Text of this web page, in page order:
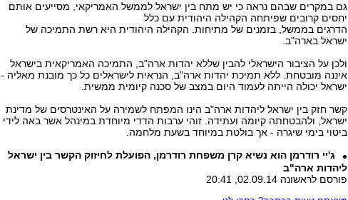
גם במקרים שבהם נראה כי יש מתח בין ישראל לממשל האמריקאי, מסייעים אותם
יחסים קרובים שפיתחה הקהילה היהודית עם כלל
הדרגים בממשל, בזמנים של מתיחות. הקהילה היהודית היא רשת התמיכה של
ישראל בארה"ב.
ולכן על הציבור הישראלי להבין שללא יהדות ארה"ב, התמיכה האמריקאית בישראל
איננה מובטחת. ללא תמיכת יהדות ארה"ב, הנראית לישראלים כל כך מובנת מאליה -
ישראל יכולה הייתה לעמוד היום במצב של סכנה קיומית ממשית.
קשר חזק בין ישראל ליהדות ארה"ב הינו המפתח לשמירה על האינטרסים של מדינת
ישראל, ולהבטחתה קיומה ועתידה. זוהי ערבות הדדי מיוחדת במינהל אשר באה לידי
ביטוי בימי שיגרה - אך בולטת במיוחד בשעת מלחמה.
ג'יי רודרמן הוא נשיא קרן משפחת רודרמן, הפועלת לחיזוק הקשר בין ישראל
ליהדות ארה"ב
פורסם לראשונה 02.09.14, 20:41